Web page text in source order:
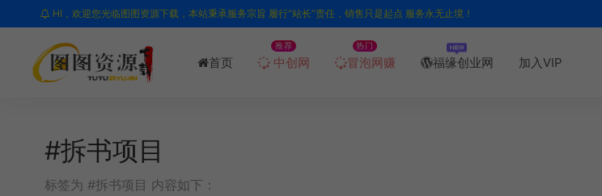
HI，欢迎您光临图图资源下载，本站秉承服务宗旨 履行“站长”责任，销售只是起点 服务永无止境！
首页 中创网
推荐
冒泡网赚
热门
福缘创业网 加入VIP
#拆书项目
标签为 #拆书项目 内容如下：